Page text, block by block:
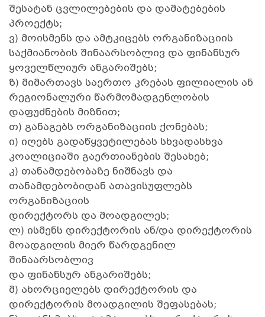
შესატან ცვლილებების და დამატებების
პროექტს;
ვ) მოისმენს და ამტკიცებს ორგანიზაციის
საქმიანობის შინაარსობლივ და ფინანსურ
ყოველწლიურ ანგარიშებს;
ზ) მიმართავს საერთო კრებას ფილიალის ან
რეგიონალური წარმომადგენლობის
დაფუძნების მიზნით;
თ) განაგებს ორგანიზაციის ქონებას;
ი) იღებს გადაწყვეტილებას სხვადასხვა
კოალიციაში გაერთიანების შესახებ;
კ) თანამდებობაზე ნიშნავს და
თანამდებობიდან ათავისუფლებს
ორგანიზაციის
დირექტორს და მოადგილეს;
ლ) ისმენს დირექტორის ან/და დირექტორის
მოადგილის მიერ წარდგენილ
შინაარსობლივ
და ფინანსურ ანგარიშებს;
მ) ახორციელებს დირექტორის და
დირექტორის მოადგილის შეფასებას;